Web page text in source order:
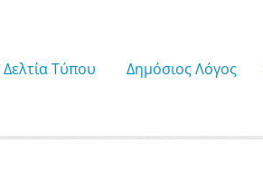
Δελτία Τύπου Δημόσιος Λόγος